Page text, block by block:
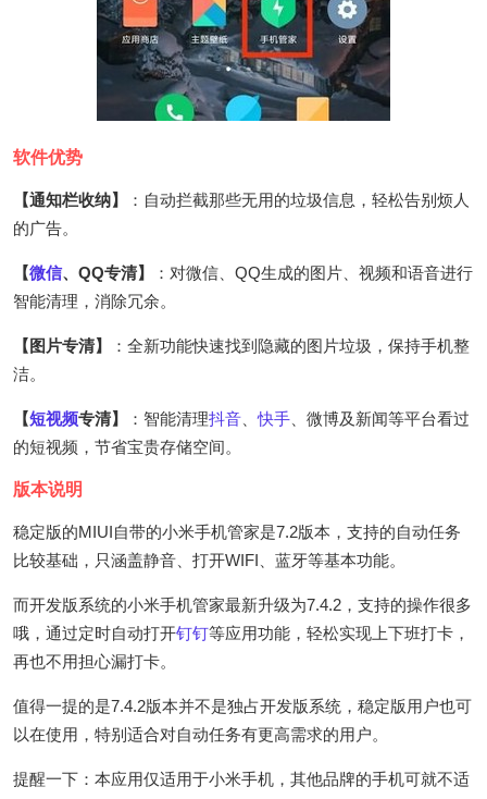
软件优势
【通知栏收纳】
：自动拦截那些无用的垃圾信息，轻松告别烦人
的广告。
【微信、QQ专清】
：对微信、QQ生成的图片、视频和语音进行
智能清理，消除冗余。
【图片专清】
：全新功能快速找到隐藏的图片垃圾，保持手机整
洁。
【短视频专清】 ：智能清理抖音 、快手 、微博及新闻等平台看过
的短视频，节省宝贵存储空间。
版本说明
稳定版的MIUI自带的小米手机管家是7.2版本，支持的自动任务
比较基础，只涵盖静音、打开WIFI、蓝牙等基本功能。
而开发版系统的小米手机管家最新升级为7.4.2，支持的操作很多
哦，通过定时自动打开钉钉等应用功能，轻松实现上下班打卡，
再也不用担心漏打卡。
值得一提的是7.4.2版本并不是独占开发版系统，稳定版用户也可
以在使用，特别适合对自动任务有更高需求的用户。
提醒一下：本应用仅适用于小米手机，其他品牌的手机可就不适